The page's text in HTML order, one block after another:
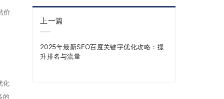
价
化
的
上一篇
2025年最新SEO百度关键字优化攻略：提
升排名与流量